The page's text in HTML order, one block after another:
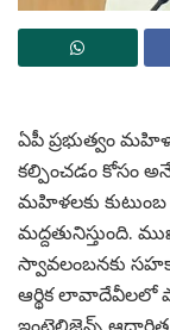
ఏపీ ప్రభుత్వం
కల్పించడం కోసం
మహిళలకు
మద్దతునిస్తుంది.
స్వావలంబనకు
ఆర్థిక లావాదేవీలలో